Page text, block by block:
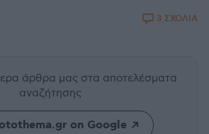
3 ΣΧΟΛΙΑ
άρθρα μας στα αποτελέσματα
αναζήτησης
on Google